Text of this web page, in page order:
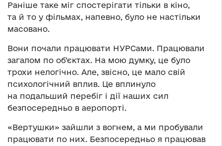
Раніше таке міг спостерігати тільки в кіно,
та й то у фільмах, напевно, було не настільки
масовано.
Вони почали працювати НУРСами. Працювали
загалом по об’єктах. На мою думку, це було
трохи нелогічно. Але, звісно, це мало свій
психологічний вплив. Це вплинуло
на подальший перебіг і дії наших сил
безпосередньо в аеропорті.
«Вертушки» зайшли з вогнем, а ми пробували
працювати по них. Безпосередньо я працював